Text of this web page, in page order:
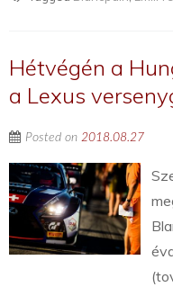
Hétvégén a
a Lexus
Posted on 2018.08.27